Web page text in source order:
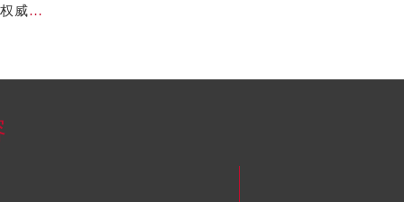
北京卡地亚官方售后服务中心｜地址及24小时服务电话权威信息公示（2026年7月最新）